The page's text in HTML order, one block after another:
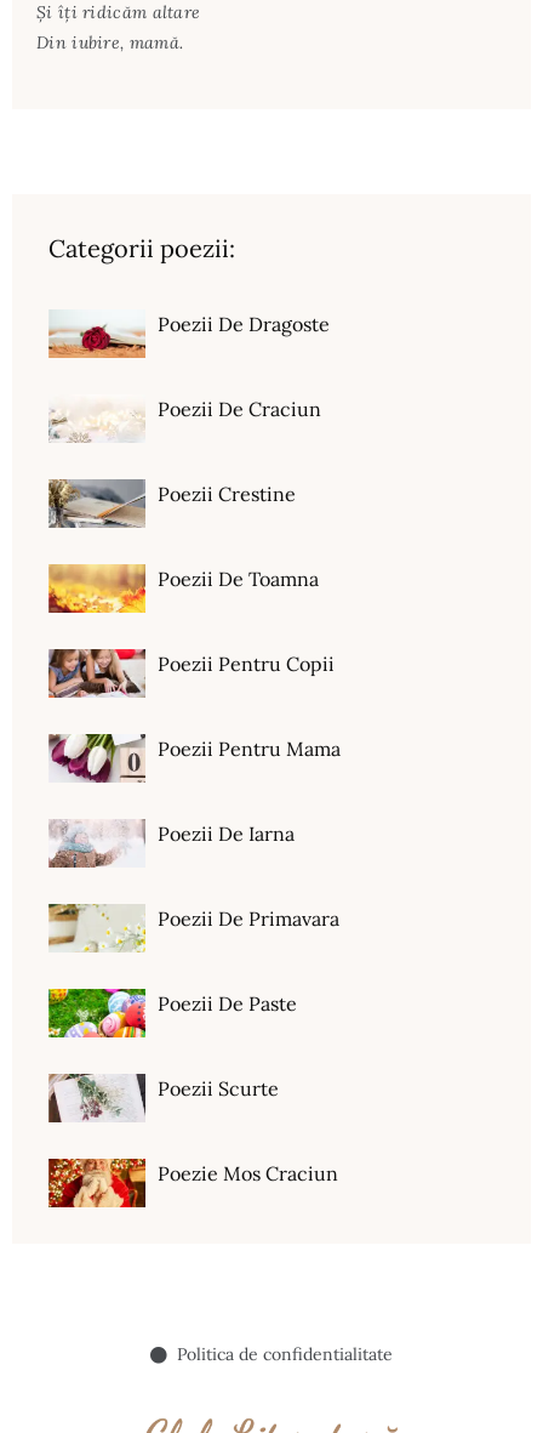
Şi îţi ridicăm altare
Din iubire, mamă.
Categorii poezii:
Poezii De Dragoste
Poezii De Craciun
Poezii Crestine
Poezii De Toamna
Poezii Pentru Copii
Poezii Pentru Mama
Poezii De Iarna
Poezii De Primavara
Poezii De Paste
Poezii Scurte
Poezie Mos Craciun
Politica de confidentialitate